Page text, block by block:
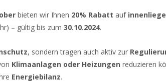
bieten wir Ihnen 20% Rabatt auf
– gültig bis zum 30.10.2024.
, sondern tragen auch aktiv zur
Klimaanlagen oder Heizungen reduzieren
Energiebilanz.